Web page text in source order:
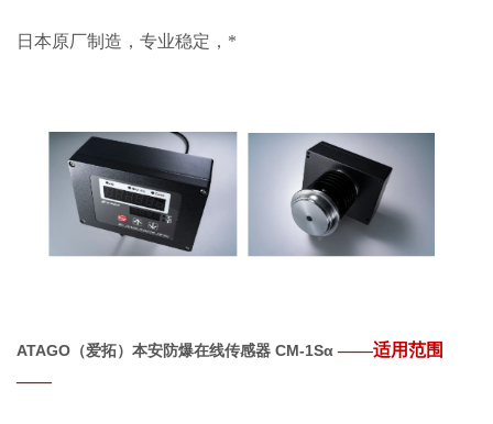
日本原厂制造，专业稳定，*
ATAGO（爱拓）本安防爆在线传感器 CM-1Sα ——适用范围
——